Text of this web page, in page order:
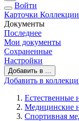
Войти
Карточки Коллекции
Документы
Последнее
Мои документы
Сохраненные
Настройки
Добавить в ...
Добавить в
Естественные
Медицинские
Спортивная